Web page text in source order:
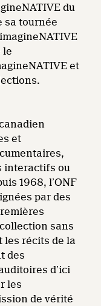
du
sa tournée
le
et
et
interactifs ou
1968, l’ONF
par des
sans
les récits de la
des
d’ici
les
de vérité